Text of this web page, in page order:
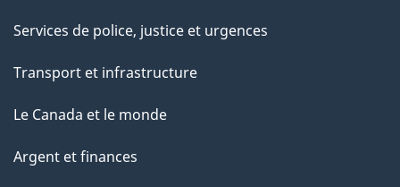
Services de police, justice et urgences
Transport et infrastructure
Le Canada et le monde
Argent et finances